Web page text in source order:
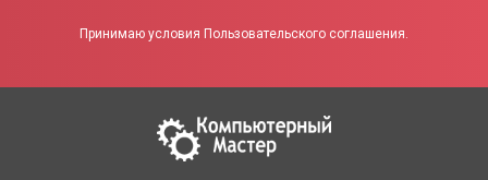
Принимаю условия Пользовательского соглашения.